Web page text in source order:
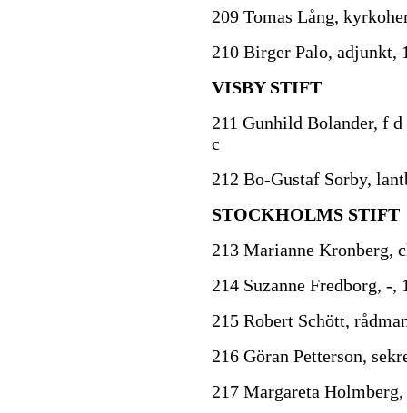
209 Tomas Lång,
210 Birger Palo, adjunkt,
VISBY STIFT
211 Gunhild Bolander, f
c
212 Bo-Gustaf Sorby,
STOCKHOLMS STIFT
213 Marianne Kronberg,
214 Suzanne Fredborg, -
215 Robert Schött,
216 Göran Petterson,
217 Margareta